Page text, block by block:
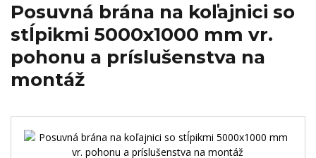
Posuvná brána na koľajnici so
stĺpikmi 5000x1000 mm vr.
pohonu a príslušenstva na
montáž